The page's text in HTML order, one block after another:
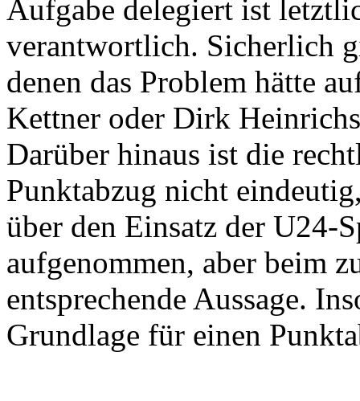
Aufgabe delegiert ist
verantwortlich. Sicherlich
denen das Problem hätte
Kettner oder Dirk
Darüber hinaus ist die
Punktabzug nicht
über den Einsatz der U24-
aufgenommen, aber beim
entsprechende Aussage.
Grundlage für einen